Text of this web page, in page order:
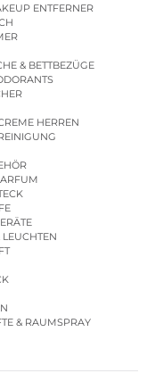
ENTFERNER
& BETTBEZÜGE
HERREN
& RAUMSPRAY